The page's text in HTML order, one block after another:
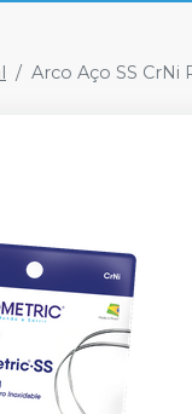
Arco Aço SS CrNi